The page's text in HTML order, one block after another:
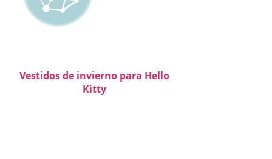
Vestidos de invierno para Hello
Kitty